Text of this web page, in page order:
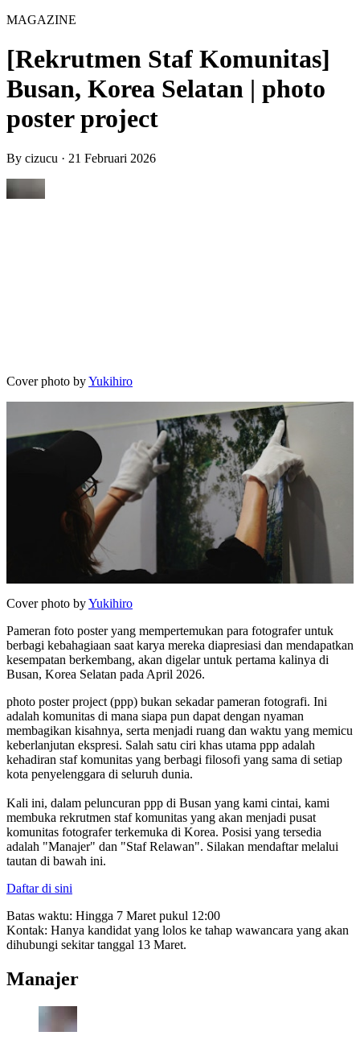
MAGAZINE
[Rekrutmen Staf Komunitas]
Busan, Korea Selatan | photo
poster project
By cizucu · 21 Februari 2026
Cover photo byYukihiro
Cover photo byYukihiro
Pameran foto poster yang mempertemukan para fotografer untuk
berbagi kebahagiaan saat karya mereka diapresiasi dan mendapatkan
kesempatan berkembang, akan digelar untuk pertama kalinya di
Busan, Korea Selatan pada April 2026.
photo poster project (ppp) bukan sekadar pameran fotografi. Ini
adalah komunitas di mana siapa pun dapat dengan nyaman
membagikan kisahnya, serta menjadi ruang dan waktu yang memicu
keberlanjutan ekspresi. Salah satu ciri khas utama ppp adalah
kehadiran staf komunitas yang berbagi filosofi yang sama di setiap
kota penyelenggara di seluruh dunia.
Kali ini, dalam peluncuran ppp di Busan yang kami cintai, kami
membuka rekrutmen staf komunitas yang akan menjadi pusat
komunitas fotografer terkemuka di Korea. Posisi yang tersedia
adalah "Manajer" dan "Staf Relawan". Silakan mendaftar melalui
tautan di bawah ini.
Daftar di sini
Batas waktu: Hingga 7 Maret pukul 12:00
Kontak: Hanya kandidat yang lolos ke tahap wawancara yang akan
dihubungi sekitar tanggal 13 Maret.
Manajer